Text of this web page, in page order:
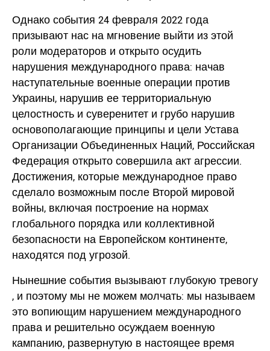
Однако события 24 февраля 2022 года
призывают нас на мгновение выйти из этой
роли модераторов и открыто осудить
нарушения международного права: начав
наступательные военные операции против
Украины, нарушив ее территориальную
целостность и суверенитет и грубо нарушив
основополагающие принципы и цели Устава
Организации Объединенных Наций, Российская
Федерация открыто совершила акт агрессии.
Достижения, которые международное право
сделало возможным после Второй мировой
войны, включая построение на нормах
глобального порядка или коллективной
безопасности на Европейском континенте,
находятся под угрозой.
Нынешние события вызывают глубокую тревогу
, и поэтому мы не можем молчать: мы называем
это вопиющим нарушением международного
права и решительно осуждаем военную
кампанию, развернутую в настоящее время